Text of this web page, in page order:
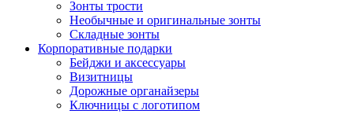
Зонты трости
Необычные и оригинальные зонты
Складные зонты
Корпоративные подарки
Бейджи и аксессуары
Визитницы
Дорожные органайзеры
Ключницы с логотипом